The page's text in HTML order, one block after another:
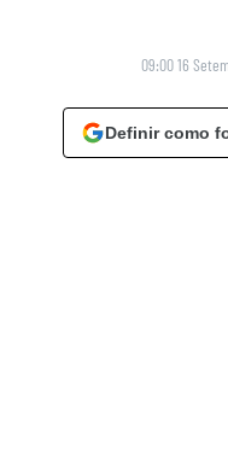
09:00 16
Definir como